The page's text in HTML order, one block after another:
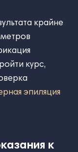
крайне
курс,
эпиляция
к